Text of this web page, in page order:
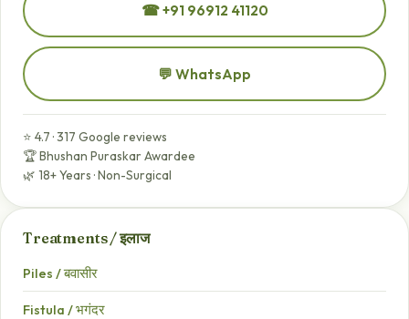
☎ +91 96912 41120
💬 WhatsApp
⭐ 4.7 · 317 Google reviews
🏆 Bhushan Puraskar Awardee
🌿 18+ Years · Non-Surgical
Treatments / इलाज
Piles / बवासीर
Fistula / भगंदर